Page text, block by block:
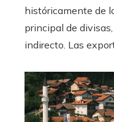
históricamente de
principal de
indirecto. Las